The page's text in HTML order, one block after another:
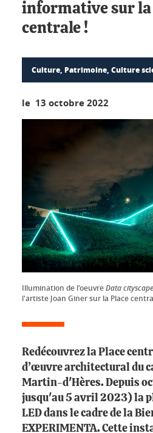
informative sur la
centrale !
Culture, Patrimoine, Culture
le 13 octobre 2022
Illumination de l'oeuvreData
l'artiste Joan Giner sur la Place
Redécouvrez la Place
d’œuvre architectural du
Martin-d'Hères. Depuis
jusqu'au 5 avril 2023) la
LED dans le cadre de la
EXPERIMENTA. Cette